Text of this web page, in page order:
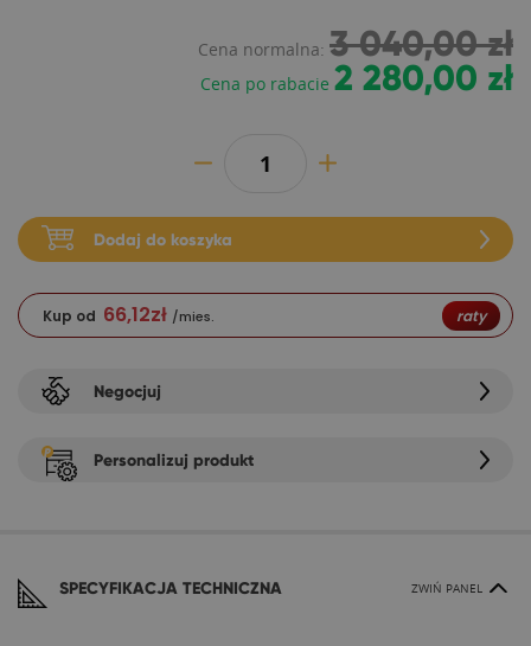
Cena normalna: 3 040,00 zł
Cena po rabacie 2 280,00 zł
Dodaj do koszyka
Kup od 66,12zł /mies. raty
Negocjuj
Personalizuj produkt
SPECYFIKACJA TECHNICZNA ZWIŃ PANEL